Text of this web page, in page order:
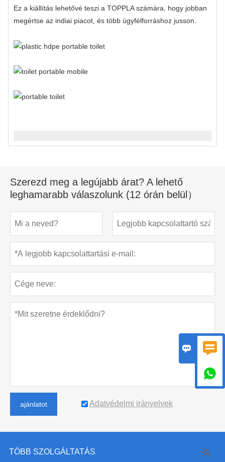
Ez a kiállítás lehetővé teszi a TOPPLA számára, hogy jobban
megértse az indiai piacot, és több ügyfélforráshoz jusson.
Szerezd meg a legújabb árat? A lehető
leghamarabb válaszolunk (12 órán belül）
ajánlatot Adatvédelmi irányelvek
TÖBB SZOLGÁLTATÁS
 
